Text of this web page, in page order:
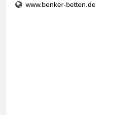
www.benker-betten.de